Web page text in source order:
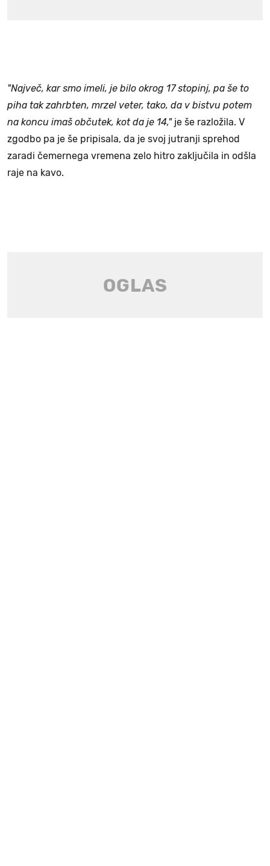
"Največ, kar smo imeli, je bilo okrog 17 stopinj, pa še to
piha tak zahrbten, mrzel veter, tako, da v bistvu potem
na koncu imaš občutek, kot da je 14," je še razložila. V
zgodbo pa je še pripisala, da je svoj jutranji sprehod
zaradi čemernega vremena zelo hitro zaključila in odšla
raje na kavo.